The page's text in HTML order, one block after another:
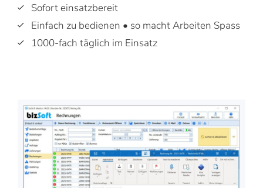
Sofort einsatzbereit
Einfach zu bedienen • so macht Arbeiten Spass
1000-fach täglich im Einsatz